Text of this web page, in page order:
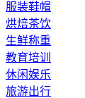
服装鞋帽
烘焙茶饮
生鲜称重
教育培训
休闲娱乐
旅游出行